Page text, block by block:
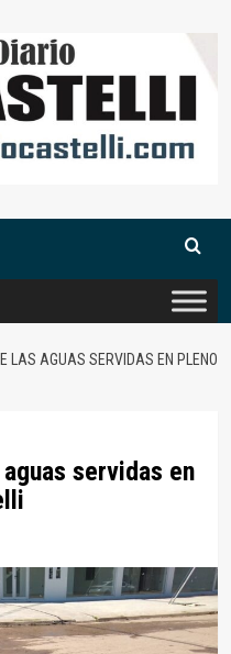
LAS AGUAS SERVIDAS EN PLENO
servidas en